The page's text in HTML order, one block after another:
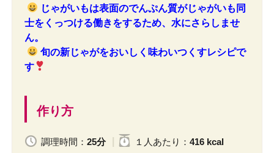
じゃがいもは表面のでんぷん質がじゃがいも同
士をくっつける働きをするため、水にさらしませ
ん。
旬の新じゃがをおいしく味わいつくすレシピで
す
作り方
調理時間： 25分 １人 あたり ： 416 kcal